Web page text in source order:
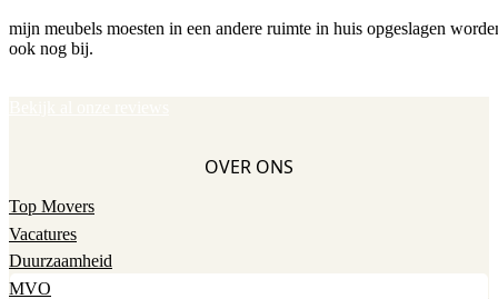
mijn meubels moesten in een andere ruimte in huis opgeslagen
ook nog bij.
OVER ONS
Top Movers
Vacatures
Duurzaamheid
MVO